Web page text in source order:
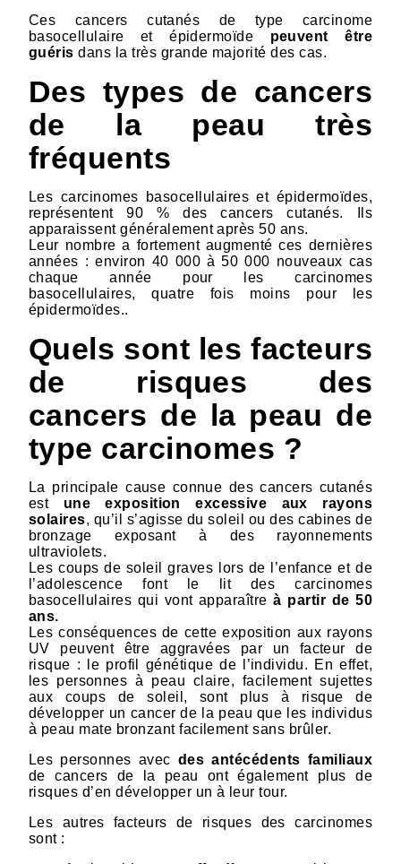
Ces cancers cutanés de type carcinome
basocellulaire et épidermoïde peuvent être
guéris dans la très grande majorité des cas.
Des types de cancers
de la peau très
fréquents
Les carcinomes basocellulaires et épidermoïdes,
représentent 90 % des cancers cutanés. Ils
apparaissent généralement après 50 ans.
Leur nombre a fortement augmenté ces dernières
années : environ 40 000 à 50 000 nouveaux cas
chaque année pour les carcinomes
basocellulaires, quatre fois moins pour les
épidermoïdes..
Quels sont les facteurs
de risques des
cancers de la peau de
type carcinomes ?
La principale cause connue des cancers cutanés
est une exposition excessive aux rayons
solaires, qu’il s’agisse du soleil ou des cabines de
bronzage exposant à des rayonnements
ultraviolets.
Les coups de soleil graves lors de l’enfance et de
l’adolescence font le lit des carcinomes
basocellulaires qui vont apparaîtreà partir de 50
ans.
Les conséquences de cette exposition aux rayons
UV peuvent être aggravées par un facteur de
risque : le profil génétique de l’individu. En effet,
les personnes à peau claire, facilement sujettes
aux coups de soleil, sont plus à risque de
développer un cancer de la peau que les individus
à peau mate bronzant facilement sans brûler.
Les personnes avec des antécédents familiaux
de cancers de la peau ont également plus de
risques d’en développer un à leur tour.
Les autres facteurs de risques des carcinomes
sont :